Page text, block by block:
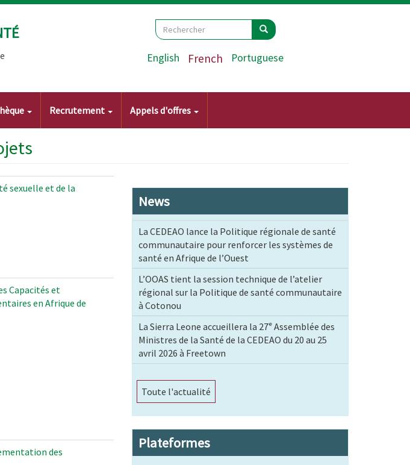
Search
Rechercher Rechercher
English French Portuguese
Recrutement Appels d'offres
sexuelle et de la
Capacités et
en Afrique de
des
News
La CEDEAO lance la Politique régionale de santé
communautaire pour renforcer les systèmes de
santé en Afrique de l’Ouest
L’OOAS tient la session technique de l’atelier
régional sur la Politique de santé communautaire
à Cotonou
La Sierra Leone accueillera la 27ᵉ Assemblée des
Ministres de la Santé de la CEDEAO du 20 au 25
avril 2026 à Freetown
Toute l'actualité
Plateformes